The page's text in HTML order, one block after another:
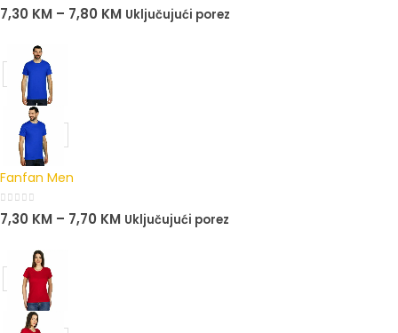
0out of 5
7,30 KM – 7,80 KM Uključujući porez
Fanfan Men
0out of 5
7,30 KM – 7,70 KM Uključujući porez